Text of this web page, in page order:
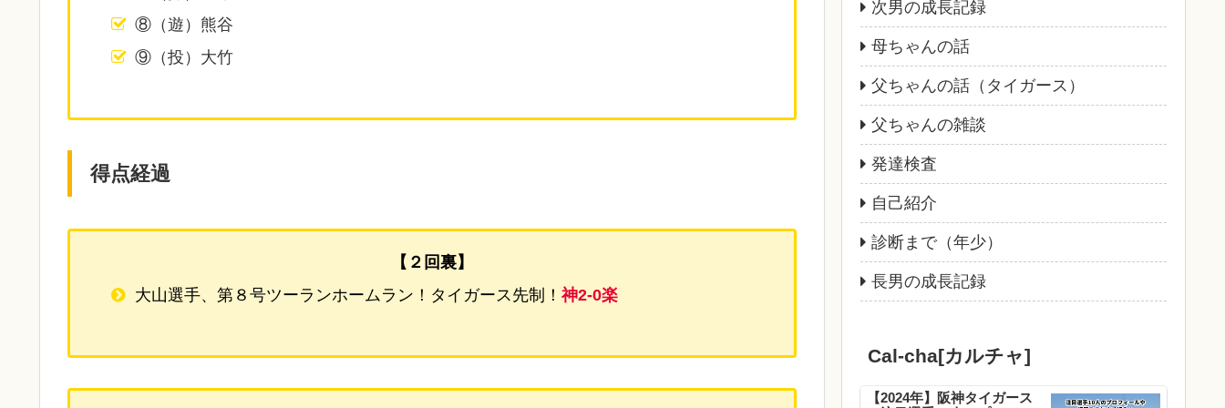
⑧（遊）熊谷
⑨（投）大竹
得点経過
【２回裏】
大山選手、第８号ツーランホームラン！タイガース先制！ 神2-0楽
次男の成長記録
母ちゃんの話
父ちゃんの話（タイガース）
父ちゃんの雑談
発達検査
自己紹介
診断まで（年少）
長男の成長記録
Cal-cha[カルチャ]
【2024年】阪神タイガース